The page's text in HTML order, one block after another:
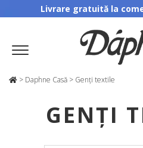
Livrare gratuită la
> Daphne Casă > Genți textile
GENȚI